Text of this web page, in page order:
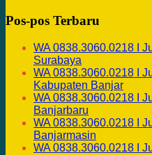
Pos-pos Terbaru
WA 0838.3060.0218 I
Surabaya
WA 0838.3060.0218 I
Kabupaten Banjar
WA 0838.3060.0218 I
Banjarbaru
WA 0838.3060.0218 I
Banjarmasin
WA 0838.3060.0218 I